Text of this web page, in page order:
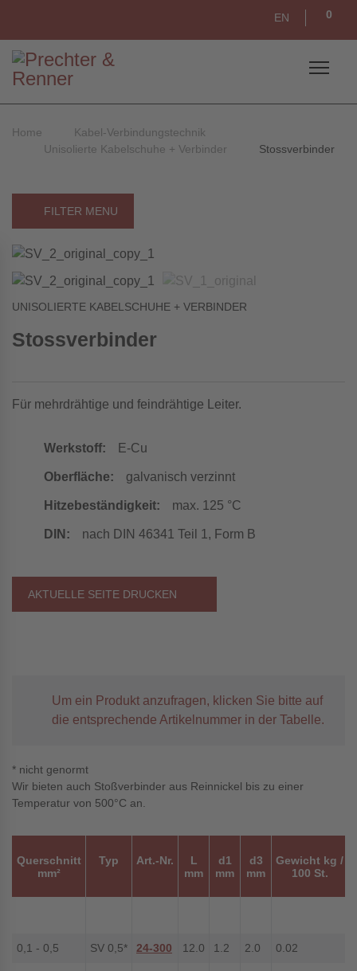
EN 0
Home
Kabel-Verbindungstechnik
Unisolierte Kabelschuhe + Verbinder
Stossverbinder
FILTER MENU
UNISOLIERTE KABELSCHUHE + VERBINDER
Stossverbinder
Für mehrdrähtige und feindrähtige Leiter.
Werkstoff: E-Cu
Oberfläche: galvanisch verzinnt
Hitzebeständigkeit: max. 125 °C
DIN: nach DIN 46341 Teil 1, Form B
AKTUELLE SEITE DRUCKEN
Um ein Produkt anzufragen, klicken Sie bitte auf
die entsprechende Artikelnummer in der Tabelle.
* nicht genormt
Wir bieten auch Stoßverbinder aus Reinnickel bis zu einer
Temperatur von 500°C an.
Querschnitt
mm²
Typ Art.-Nr.
L
mm
d1
mm
d3
mm
Gewicht kg /
100 St.
0,1 - 0,5 SV 0,5* 24-300 12.0 1.2 2.0 0.02